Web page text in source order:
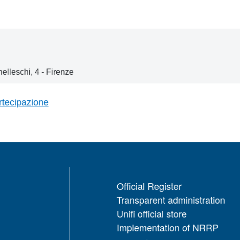
4 - Firenze
Official Register
Transparent administration
Unifi official store
Implementation of NRRP